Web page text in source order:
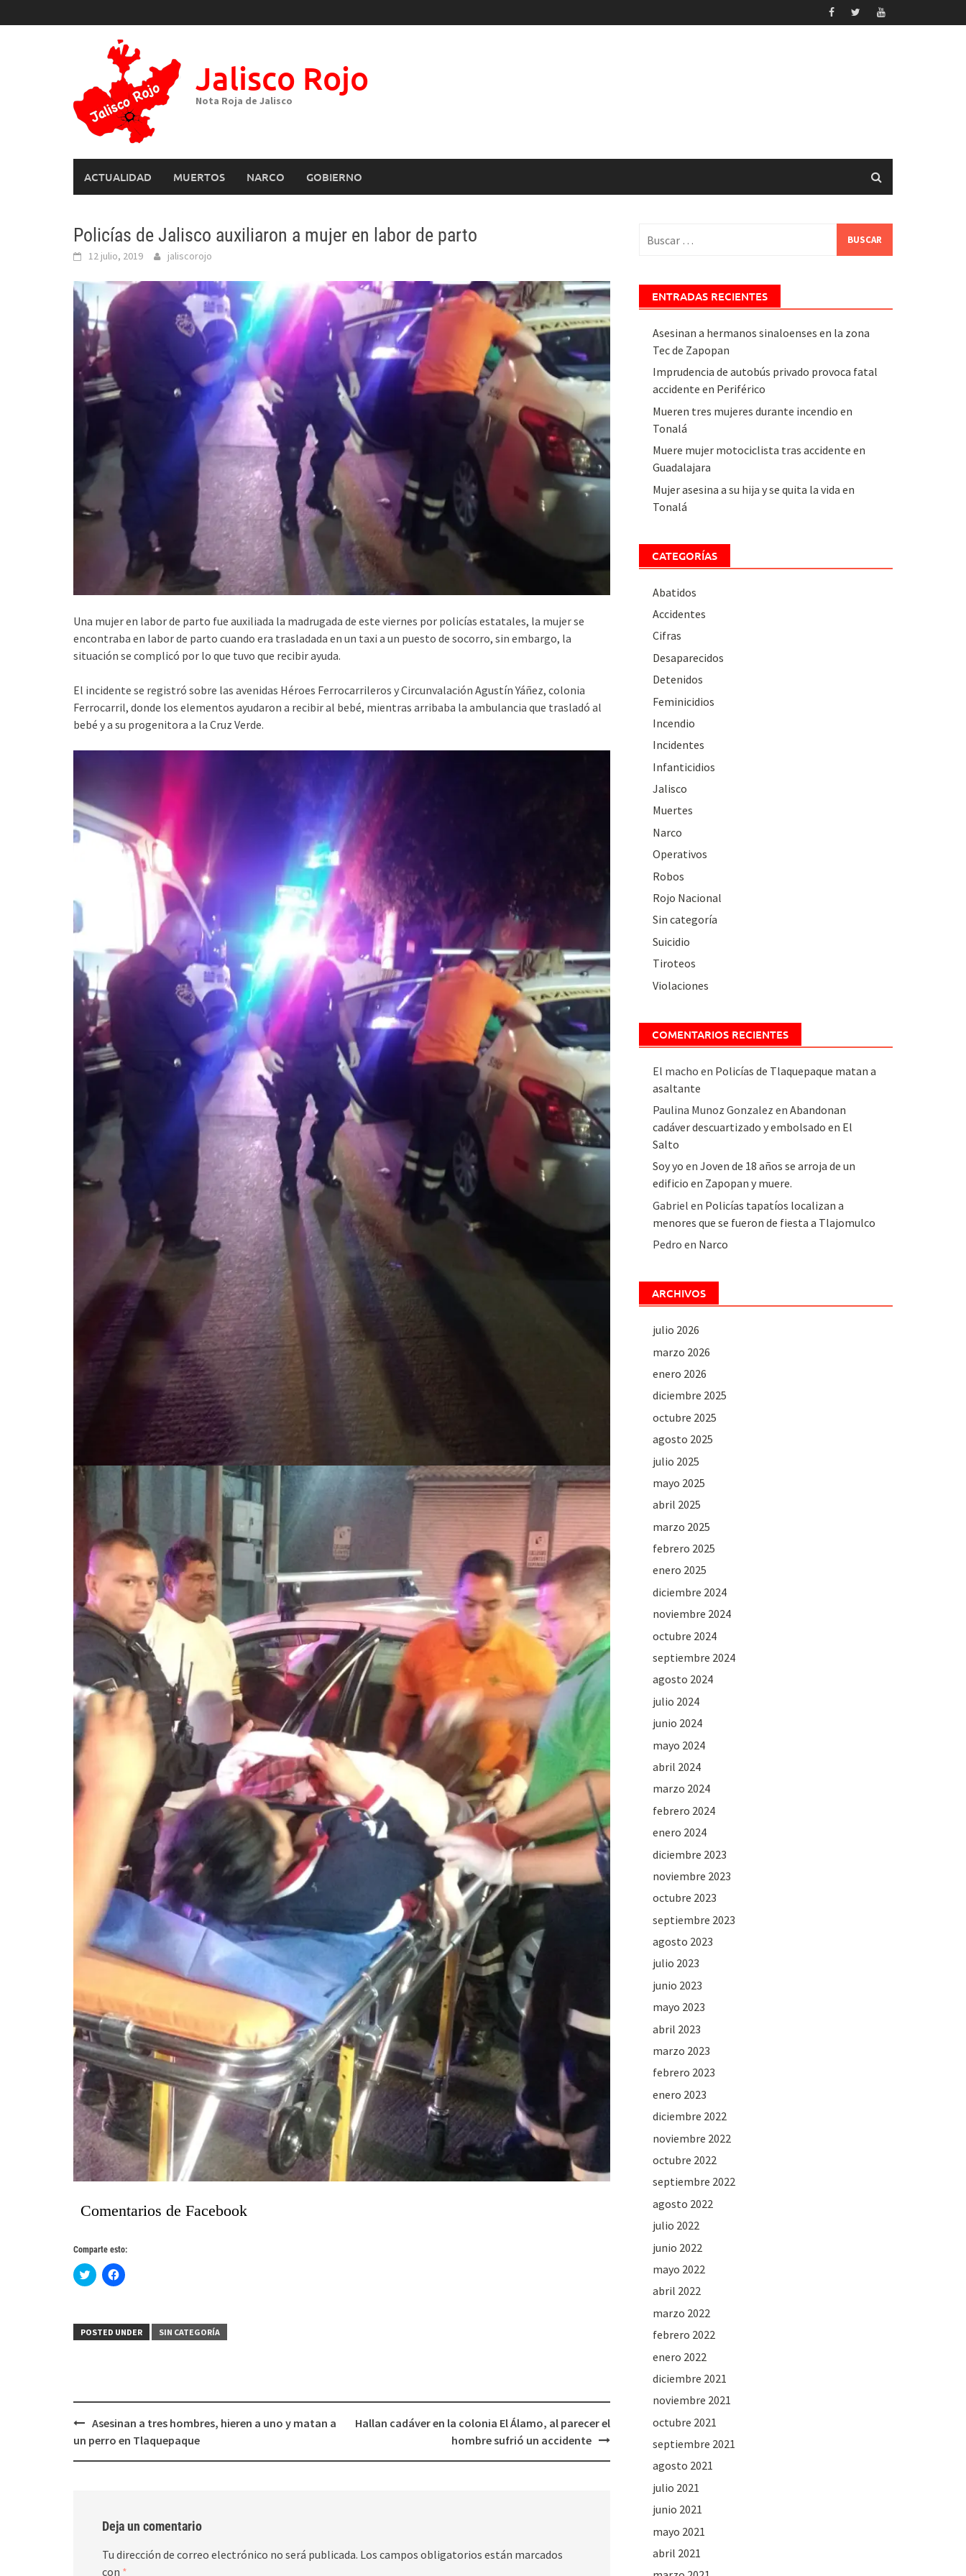
to
Jalisco Rojo
Nota Roja de Jalisco
ACTUALIDAD MUERTOS NARCO GOBIERNO
Policías de Jalisco auxiliaron a mujer en labor de parto
12 julio, 2019 jaliscorojo
Una mujer en labor de parto fue auxiliada la madrugada de este viernes por policías estatales, la mujer se
encontraba en labor de parto cuando era trasladada en un taxi a un puesto de socorro, sin embargo, la
situación se complicó por lo que tuvo que recibir ayuda.
El incidente se registró sobre las avenidas Héroes Ferrocarrileros y Circunvalación Agustín Yáñez, colonia
Ferrocarril, donde los elementos ayudaron a recibir al bebé, mientras arribaba la ambulancia que trasladó al
bebé y a su progenitora a la Cruz Verde.
Comentarios de Facebook
Comparte esto:
Haz
clic
(Se
abre
Haz
clic
(Se
abre
POSTED UNDER SIN CATEGORÍA
Post
navigation
Asesinan a tres hombres, hieren a uno y matan a
un perro en Tlaquepaque
Hallan cadáver en la colonia El Álamo, al parecer el
hombre sufrió un accidente
Deja un comentario
Tu dirección de correo electrónico no será publicada. Los campos obligatorios están marcados
con *
ENTRADAS RECIENTES
Asesinan a hermanos sinaloenses en la zona
Tec de Zapopan
Imprudencia de autobús privado provoca fatal
accidente en Periférico
Mueren tres mujeres durante incendio en
Tonalá
Muere mujer motociclista tras accidente en
Guadalajara
Mujer asesina a su hija y se quita la vida en
Tonalá
CATEGORÍAS
Abatidos
Accidentes
Cifras
Desaparecidos
Detenidos
Feminicidios
Incendio
Incidentes
Infanticidios
Jalisco
Muertes
Narco
Operativos
Robos
Rojo Nacional
Sin categoría
Suicidio
Tiroteos
Violaciones
COMENTARIOS RECIENTES
El macho en Policías de Tlaquepaque matan a
asaltante
Paulina Munoz Gonzalez en Abandonan
cadáver descuartizado y embolsado en El
Salto
Soy yo en Joven de 18 años se arroja de un
edificio en Zapopan y muere.
Gabriel en Policías tapatíos localizan a
menores que se fueron de fiesta a Tlajomulco
Pedro en Narco
ARCHIVOS
julio 2026
marzo 2026
enero 2026
diciembre 2025
octubre 2025
agosto 2025
julio 2025
mayo 2025
abril 2025
marzo 2025
febrero 2025
enero 2025
diciembre 2024
noviembre 2024
octubre 2024
septiembre 2024
agosto 2024
julio 2024
junio 2024
mayo 2024
abril 2024
marzo 2024
febrero 2024
enero 2024
diciembre 2023
noviembre 2023
octubre 2023
septiembre 2023
agosto 2023
julio 2023
junio 2023
mayo 2023
abril 2023
marzo 2023
febrero 2023
enero 2023
diciembre 2022
noviembre 2022
octubre 2022
septiembre 2022
agosto 2022
julio 2022
junio 2022
mayo 2022
abril 2022
marzo 2022
febrero 2022
enero 2022
diciembre 2021
noviembre 2021
octubre 2021
septiembre 2021
agosto 2021
julio 2021
junio 2021
mayo 2021
abril 2021